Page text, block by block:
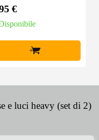
€
+
e luci heavy (set di 2)